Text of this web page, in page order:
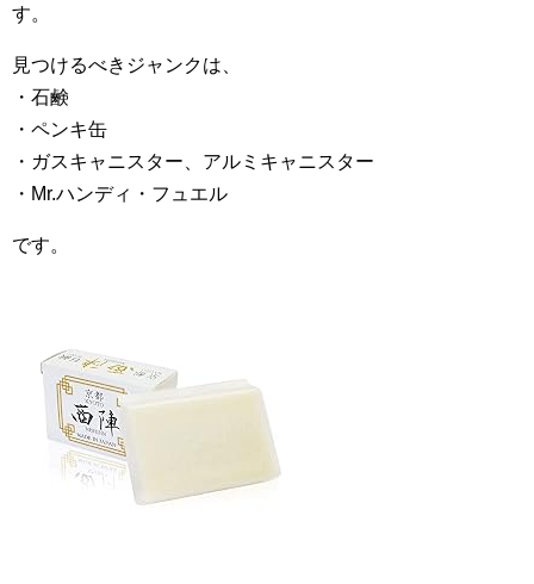
す。
見つけるべきジャンクは、
・石鹸
・ペンキ缶
・ガスキャニスター、アルミキャニスター
・Mr.ハンディ・フュエル
です。